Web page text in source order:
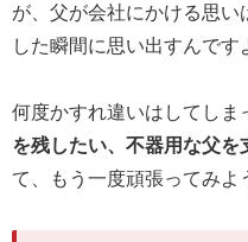
が、父が会社にかける思い
した瞬間に思い出すんです
何度かすれ違いはしてしま
を残したい、不器用な父を
て、もう一度頑張ってみよ